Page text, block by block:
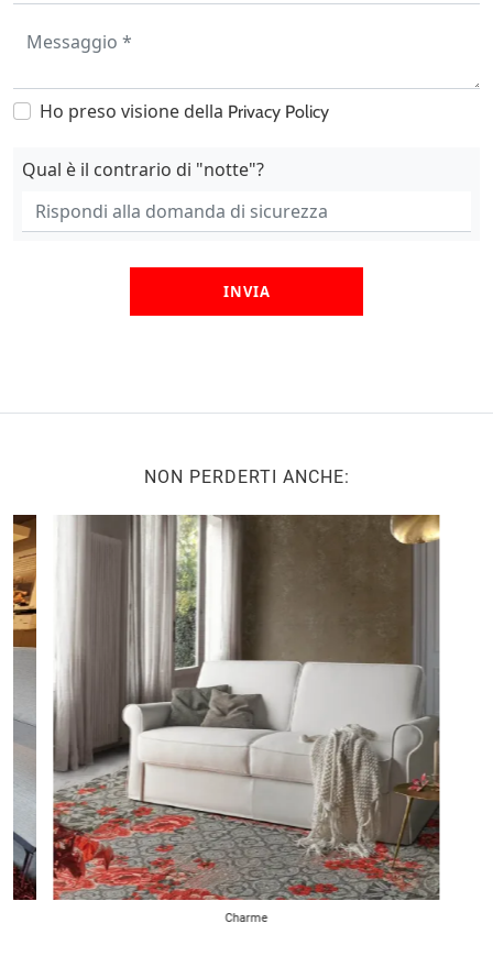
Ho preso visione della Privacy Policy
Qual è il contrario di "notte"?
INVIA
NON PERDERTI ANCHE:
Charme